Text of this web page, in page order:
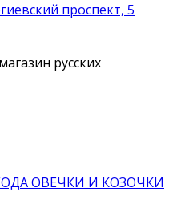
проспект, 5
русских
ОВЕЧКИ И КОЗОЧКИ